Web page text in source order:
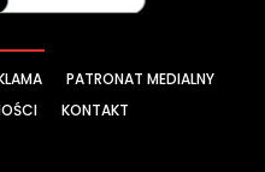
PATRONAT MEDIALNY
KONTAKT